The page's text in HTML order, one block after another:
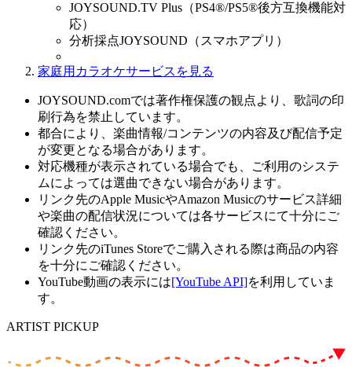
JOYSOUND.TV Plus（PS4®/PS5®後方互換機能対
応）
分析採点JOYSOUND（スマホアプリ）
家庭用カラオケサービスを見る
JOYSOUND.comでは著作権保護の観点より、歌詞の印
刷行為を禁止しています。
都合により、楽曲情報/コンテンツの内容及び配信予定
が変更となる場合があります。
対応機種が表示されている場合でも、ご利用のシステ
ムによっては選曲できない場合があります。
リンク先のApple MusicやAmazon Musicのサービス詳細
や楽曲の配信状況については各サービスにて十分にご
確認ください。
リンク先のiTunes Storeでご購入される際は商品の内容
を十分にご確認ください。
YouTube動画の表示には[YouTube API]を利用していま
す。
ARTIST PICKUP